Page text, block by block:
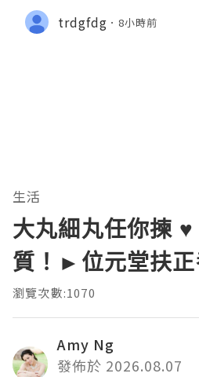
trdgfdg 8小時前
生活
大丸細丸任你揀
質！►位元堂扶
瀏覽次數:1070
Amy Ng
發佈於 2026.08.07